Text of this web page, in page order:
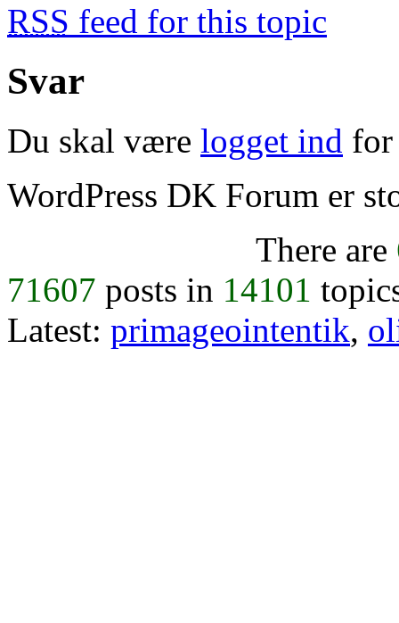
RSS feed for this topic
Svar
Du skal være logget ind for
WordPress DK Forum er
There are
71607 posts in 14101
Latest: primageointentik,